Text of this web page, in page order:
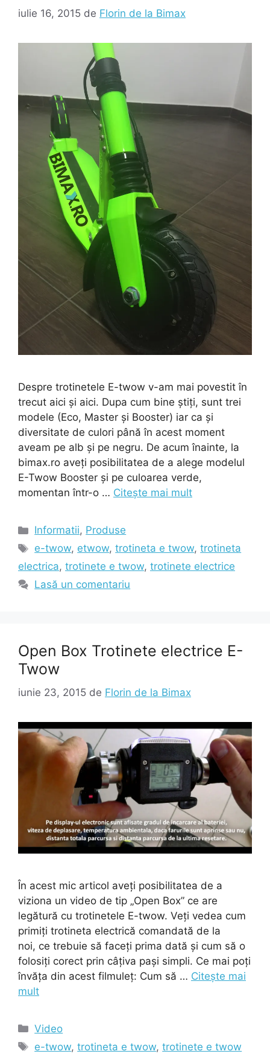
iulie 16, 2015 de Florin de la Bimax
Despre trotinetele E-twow v-am mai povestit în
trecut aici și aici. Dupa cum bine știți, sunt trei
modele (Eco, Master și Booster) iar ca și
diversitate de culori până în acest moment
aveam pe alb și pe negru. De acum înainte, la
bimax.ro aveți posibilitatea de a alege modelul
E-Twow Booster și pe culoarea verde,
momentan într-o … Citește mai mult
Categorii
Informatii, Produse
Etichete
e-twow, etwow,trotineta e twow,trotineta
electrica, trotinete e twow, trotinete electrice
Lasă un comentariu
Open Box Trotinete electrice E-
Twow
iunie 23, 2015 de Florin de la Bimax
În acest mic articol aveți posibilitatea de a
viziona un video de tip „Open Box” ce are
legătură cu trotinetele E-twow. Veți vedea cum
primiți trotineta electrică comandată de la
noi, ce trebuie să faceți prima dată și cum să o
folosiți corect prin câțiva pași simpli. Ce mai poți
învăța din acest filmuleț: Cum să … Citește mai
mult
Categorii
Video
Etichete
e-twow,trotineta e twow,trotinete e twow